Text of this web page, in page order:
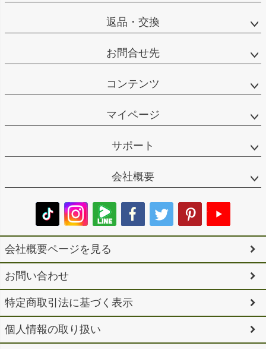
返品・交換
お問合せ先
コンテンツ
マイページ
サポート
会社概要
会社概要ページを見る
お問い合わせ
特定商取引法に基づく表示
個人情報の取り扱い